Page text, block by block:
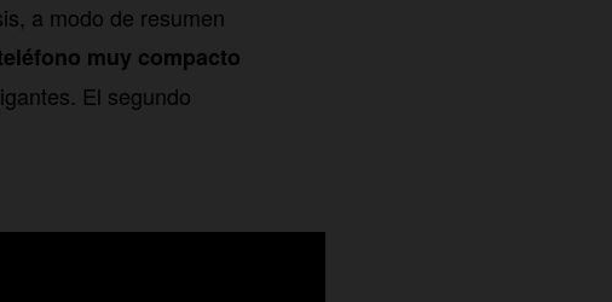
a modo de resumen
muy compacto
El segundo